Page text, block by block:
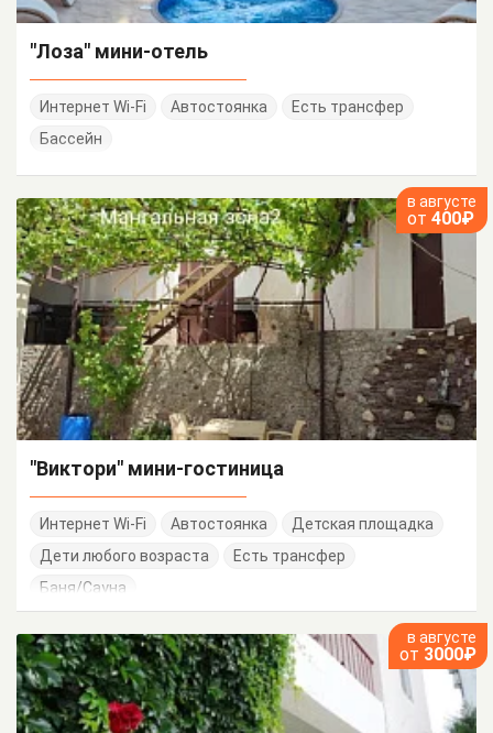
"Лоза" мини-отель
Интернет Wi-Fi Автостоянка
Есть трансфер
Бассейн
в августе
от 400₽
"Виктори" мини-гостиница
Интернет Wi-Fi Автостоянка
Детская площадка
Дети любого возраста
Есть трансфер
Баня/Сауна
в августе
от 3000₽